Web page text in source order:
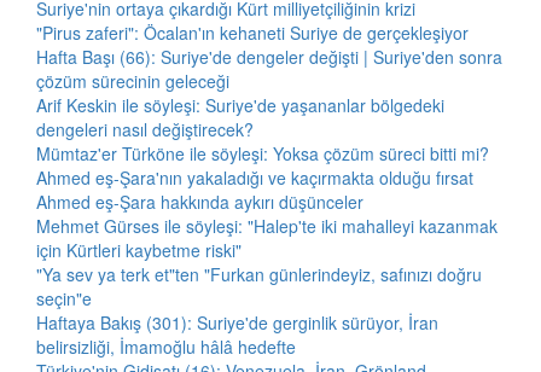
Suriye'nin ortaya çıkardığı Kürt milliyetçiliğinin krizi
"Pirus zaferi": Öcalan'ın kehaneti Suriye de gerçekleşiyor
Hafta Başı (66): Suriye'de dengeler değişti | Suriye'den sonra
çözüm sürecinin geleceği
Arif Keskin ile söyleşi: Suriye'de yaşananlar bölgedeki
dengeleri nasıl değiştirecek?
Mümtaz'er Türköne ile söyleşi: Yoksa çözüm süreci bitti mi?
Ahmed eş-Şara'nın yakaladığı ve kaçırmakta olduğu fırsat
Ahmed eş-Şara hakkında aykırı düşünceler
Mehmet Gürses ile söyleşi: "Halep'te iki mahalleyi kazanmak
için Kürtleri kaybetme riski"
"Ya sev ya terk et"ten "Furkan günlerindeyiz, safınızı doğru
seçin"e
Haftaya Bakış (301): Suriye'de gerginlik sürüyor, İran
belirsizliği, İmamoğlu hâlâ hedefte